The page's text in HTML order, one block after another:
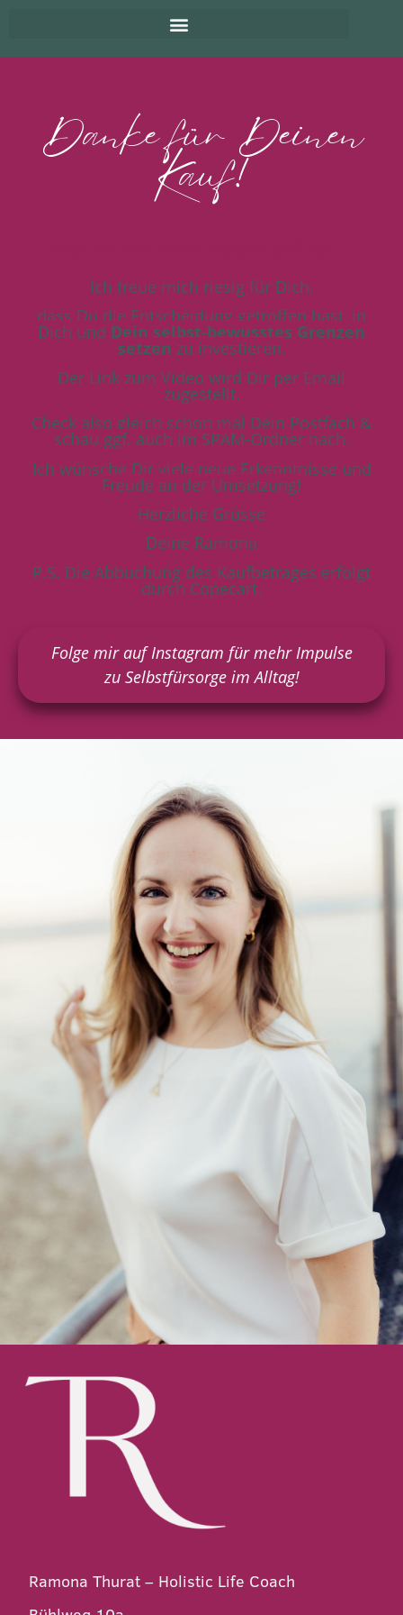
Danke für Deinen
Kauf!
Ich freue mich riesig für Dich,
dass Du die Entscheidung getroffen hast, in
Dich und Dein selbst-bewusstes Grenzen
setzen zu investieren.
Der Link zum Video wird Dir per Email
zugestellt.
Check also gleich schon mal Dein Postfach &
schau ggf. auch im SPAM-Ordner nach.
Ich wünsche Dir viele neue Erkenntnisse und
Freude an der Umsetzung!
Herzliche Grüsse
Deine Ramona
P.S. Die Abbuchung des Kaufbetrages erfolgt
durch Copecart.
Folge mir auf Instagram für mehr Impulse
zu Selbstfürsorge im Alltag!
Ramona Thurat – Holistic Life Coach